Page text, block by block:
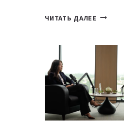
ЧИТАТЬ ДАЛЕЕ КАКОЙ
2026:
10
ЛУЧШИХ